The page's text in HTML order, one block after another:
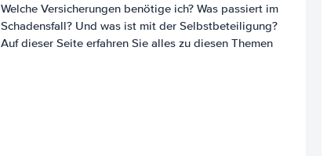
Welche Versicherungen benötige ich? Was passiert im
Schadensfall? Und was ist mit der Selbstbeteiligung?
Auf dieser Seite erfahren Sie alles zu diesen Themen